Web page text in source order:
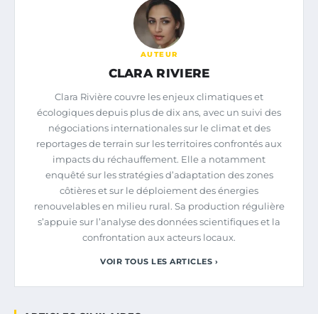
AUTEUR
CLARA RIVIERE
Clara Rivière couvre les enjeux climatiques et
écologiques depuis plus de dix ans, avec un suivi des
négociations internationales sur le climat et des
reportages de terrain sur les territoires confrontés aux
impacts du réchauffement. Elle a notamment
enquêté sur les stratégies d’adaptation des zones
côtières et sur le déploiement des énergies
renouvelables en milieu rural. Sa production régulière
s’appuie sur l’analyse des données scientifiques et la
confrontation aux acteurs locaux.
VOIR TOUS LES ARTICLES ›